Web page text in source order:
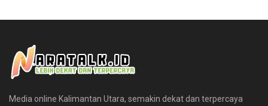
Media online Kalimantan Utara, semakin dekat dan terpercaya